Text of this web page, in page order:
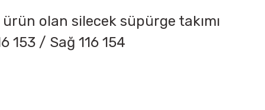
olan silecek süpürge takımı
153 / Sağ 116 154